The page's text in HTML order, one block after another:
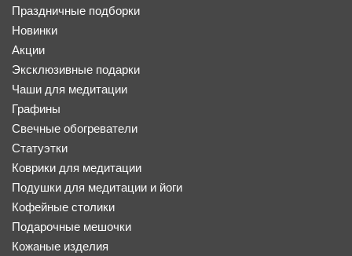
Праздничные подборки
Новинки
Акции
Эксклюзивные подарки
Чаши для медитации
Графины
Свечные обогреватели
Статуэтки
Коврики для медитации
Подушки для медитации и йоги
Кофейные столики
Подарочные мешочки
Кожаные изделия